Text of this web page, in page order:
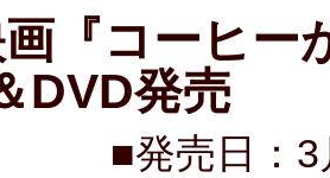
『コーヒー
DVD発売
■発売日：